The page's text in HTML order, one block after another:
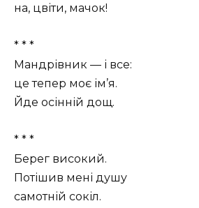
на, цвіти, мачок!
* * *
Мандрівник — і все:
це тепер моє ім’я.
Йде осінній дощ.
* * *
Берег високий.
Потішив мені душу
самотній сокіл.